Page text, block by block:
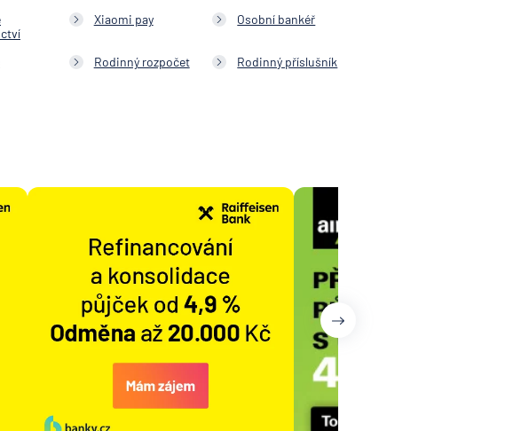
Xiaomi pay Osobní bankéř
Rodinný rozpočet Rodinný příslušník